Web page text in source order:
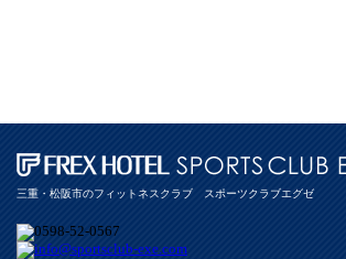
三重・松阪市のフィットネスクラブ スポーツクラブエグゼ